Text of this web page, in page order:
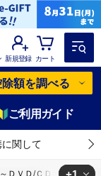
新規登録 カート
除額を調べる
ご利用ガイド
に関して
～ＤＶＤ/ＣＤ（カラオ
+1